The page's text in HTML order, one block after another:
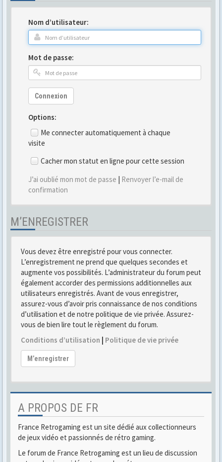
Nom d’utilisateur:
Mot de passe:
Connexion
Options:
Me connecter automatiquement à chaque
visite
Cacher mon statut en ligne pour cette session
J’ai oublié mon mot de passe | Renvoyer l’e-mail de
confirmation
M’ENREGISTRER
Vous devez être enregistré pour vous connecter.
L’enregistrement ne prend que quelques secondes et
augmente vos possibilités. L’administrateur du forum peut
également accorder des permissions additionnelles aux
utilisateurs enregistrés. Avant de vous enregistrer,
assurez-vous d’avoir pris connaissance de nos conditions
d’utilisation et de notre politique de vie privée. Assurez-
vous de bien lire tout le règlement du forum.
Conditions d’utilisation | Politique de vie privée
M’enregistrer
A PROPOS DE FR
France Retrogaming est un site dédié aux collectionneurs
de jeux vidéo et passionnés de rétro gaming.
Le forum de France Retrogaming est un lieu de discussion